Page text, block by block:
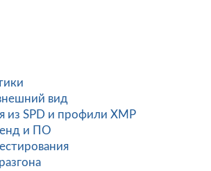
вид
из SPD и профили XMP
и ПО